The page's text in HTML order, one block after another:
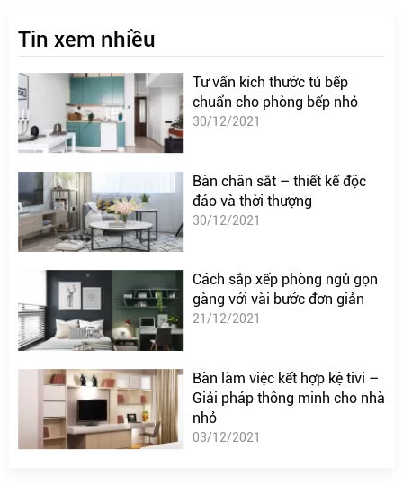
Tin xem nhiều
Tư vấn kích thước tủ bếp
chuẩn cho phòng bếp nhỏ
30/12/2021
Bàn chân sắt – thiết kế độc
đáo và thời thượng
30/12/2021
Cách sắp xếp phòng ngủ gọn
gàng với vài bước đơn giản
21/12/2021
Bàn làm việc kết hợp kệ tivi –
Giải pháp thông minh cho nhà
nhỏ
03/12/2021